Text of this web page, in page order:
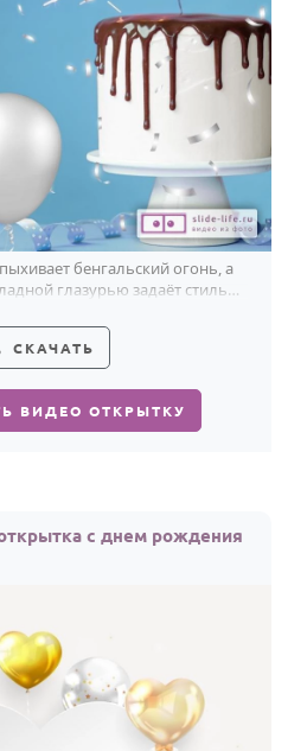
бенгальский огонь, а
глазурью задаёт стиль
СКАЧАТЬ
ВИДЕО ОТКРЫТКУ
с днем рождения